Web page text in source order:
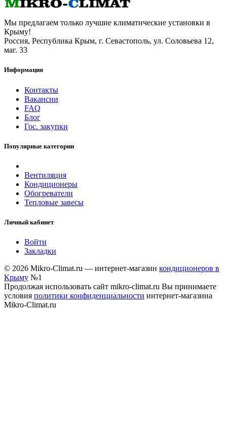
Мы предлагаем только лучшие климатические установки в
Крыму!
Россия, Республика Крым, г. Севастополь, ул. Соловьева 12,
маг. 33
Информация
Контакты
Вакансии
FAQ
Блог
Гос. закупки
Популярные категории
Вентиляция
Кондиционеры
Обогреватели
Тепловые завесы
Личный кабинет
Войти
Закладки
© 2026 Mikro-Climat.ru — интернет-магазин кондиционеров в
Крыму №1
Продолжая использовать сайт mikro-climat.ru Вы принимаете
условия политики конфиденциальности интернет-магазина
Mikro-Climat.ru